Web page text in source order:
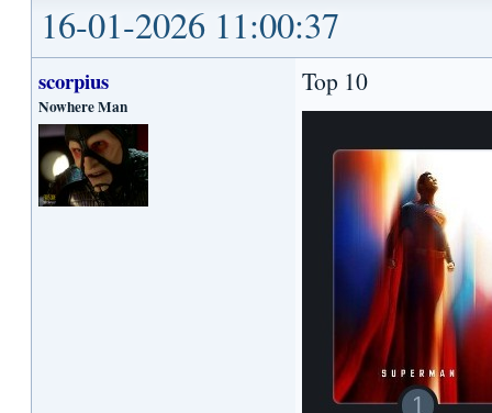
16-01-2026 11:00:37
scorpius
Nowhere Man
Top 10